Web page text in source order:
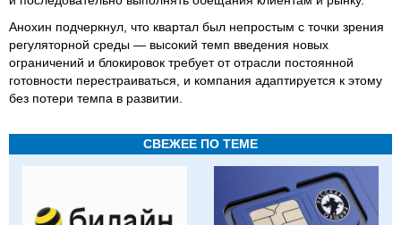
Анохин подчеркнул, что квартал был непростым с точки зрения
регуляторной среды — высокий темп введения новых
ограничений и блокировок требует от отрасли постоянной
готовности перестраиваться, и компания адаптируется к этому
без потери темпа в развитии.
СВЕЖЕЕ ПО ТЕМЕ